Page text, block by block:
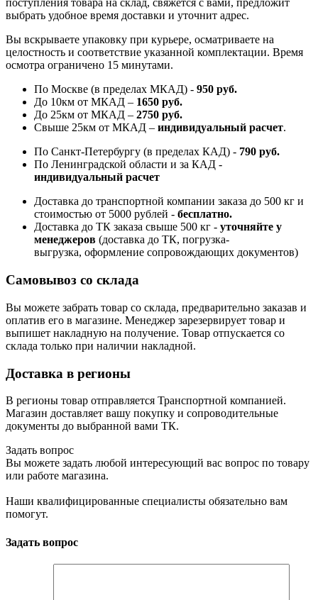
поступления товара на склад, свяжется с вами, предложит
выбрать удобное время доставки и уточнит адрес.
Вы вскрываете упаковку при курьере, осматриваете на
целостность и соответствие указанной комплектации. Время
осмотра ограничено 15 минутами.
По Москве (в пределах МКАД) - 950 руб.
До 10км от МКАД – 1650 руб.
До 25км от МКАД – 2750 руб.
Свыше 25км от МКАД – индивидуальный расчет.
По Санкт-Петербургу (в пределах КАД) - 790 руб.
По Ленинградской области и за КАД -
индивидуальный расчет
Доставка до транспортной компании заказа до 500 кг и
стоимостью от 5000 рублей - бесплатно.
Доставка до ТК заказа свыше 500 кг - уточняйте у
менеджеров (доставка до ТК, погрузка-
выгрузка, оформление сопровождающих документов)
Самовывоз со склада
Вы можете забрать товар со склада, предварительно заказав и
оплатив его в магазине. Менеджер зарезервирует товар и
выпишет накладную на получение. Товар отпускается со
склада только при наличии накладной.
Доставка в регионы
В регионы товар отправляется Транспортной компанией.
Магазин доставляет вашу покупку и сопроводительные
документы до выбранной вами ТК.
Задать вопрос
Вы можете задать любой интересующий вас вопрос по товару
или работе магазина.
Наши квалифицированные специалисты обязательно вам
помогут.
Задать вопрос